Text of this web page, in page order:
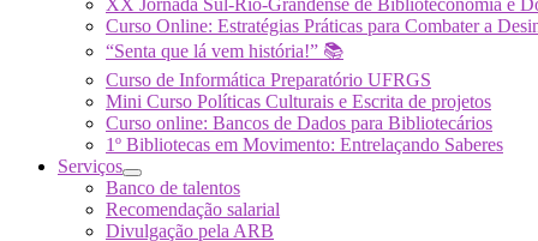
XX Jornada Sul-Rio-Grandense de Biblioteconomia e
Curso Online: Estratégias Práticas para Combater a
“Senta que lá vem história!” 📚
Curso de Informática Preparatório UFRGS
Mini Curso Políticas Culturais e Escrita de projetos
Curso online: Bancos de Dados para Bibliotecários
1º Bibliotecas em Movimento: Entrelaçando Saberes
Serviços
Banco de talentos
Recomendação salarial
Divulgação pela ARB